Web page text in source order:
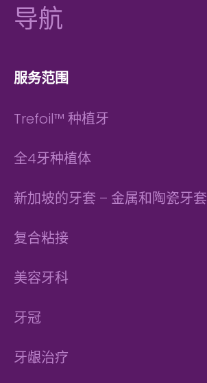
导航
服务范围
Trefoil™ 种植牙
全4牙种植体
新加坡的牙套 – 金属和陶瓷牙套
复合粘接
美容牙科
牙冠
牙龈治疗